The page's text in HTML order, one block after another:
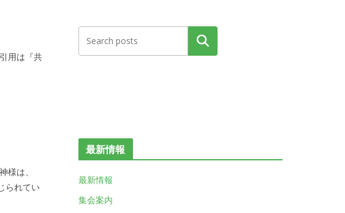
用は『共
様は、
られてい
検索
最新情報
最新情報
集会案内